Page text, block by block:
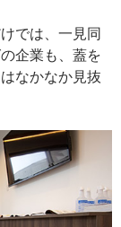
では、一見同
企業も、蓋を
なかなか見抜